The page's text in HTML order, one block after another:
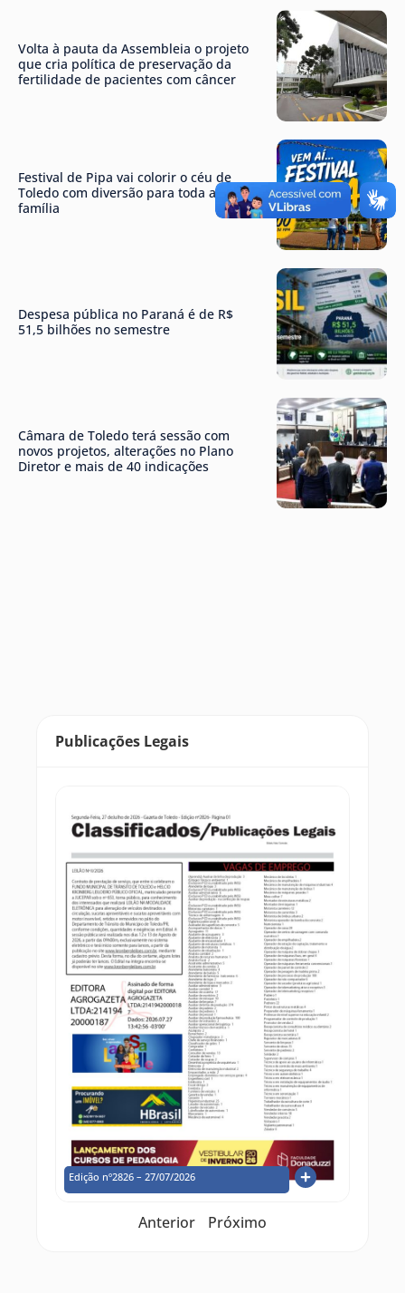
Volta à pauta da Assembleia o projeto
que cria política de preservação da
fertilidade de pacientes com câncer
Festival de Pipa vai colorir o céu de
Toledo com diversão para toda a
família
Despesa pública no Paraná é de R$
51,5 bilhões no semestre
Câmara de Toledo terá sessão com
novos projetos, alterações no Plano
Diretor e mais de 40 indicações
Publicações Legais
Edição nº2826 – 27/07/2026
Anterior Próximo